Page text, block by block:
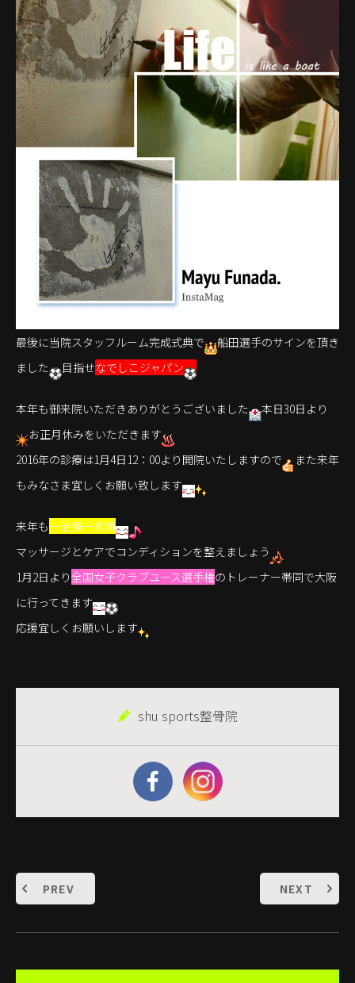
最後に当院スタッフルーム完成式典で
船田選手のサインを頂き
ました
目指せなでしこジャパン
本年も御来院いただきありがとうございました
本日30日より
お正月休みをいただきます
2016年の診療は1月4日12：00より開院いたしますので
また来年
もみなさま宜しくお願い致します
来年も一治療一笑顔
マッサージとケアでコンディションを整えましょう
1月2日より全国女子クラブユース選手権のトレーナー帯同で大阪
に行ってきます
応援宜しくお願いします
shu sports整骨院
PREV NEXT